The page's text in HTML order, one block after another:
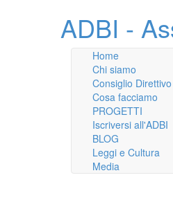
ADBI -
Home
Chi siamo
Consiglio Direttivo
Cosa facciamo
PROGETTI
Iscriversi all'ADBI
BLOG
Leggi e Cultura
Media